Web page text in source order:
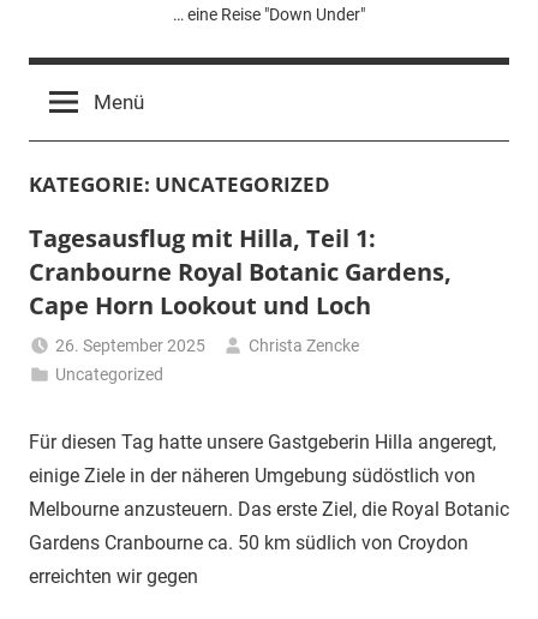
… eine Reise "Down Under"
Menü
KATEGORIE: UNCATEGORIZED
Tagesausflug mit Hilla, Teil 1:
Cranbourne Royal Botanic Gardens,
Cape Horn Lookout und Loch
26. September 2025
Christa Zencke
Uncategorized
Für diesen Tag hatte unsere Gastgeberin Hilla angeregt,
einige Ziele in der näheren Umgebung südöstlich von
Melbourne anzusteuern. Das erste Ziel, die Royal Botanic
Gardens Cranbourne ca. 50 km südlich von Croydon
erreichten wir gegen